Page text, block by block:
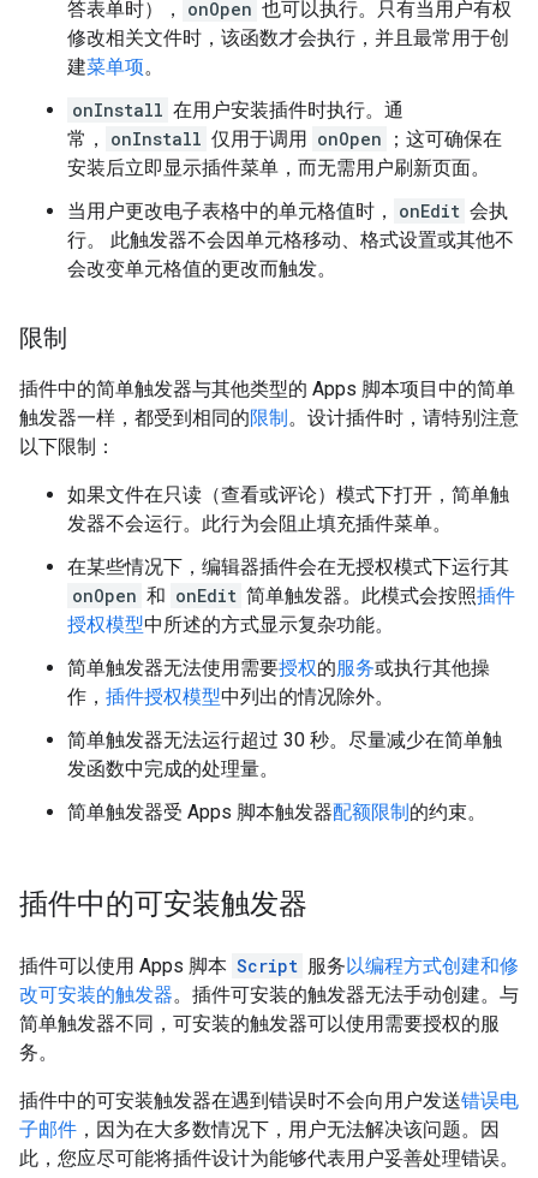
答表单时）， onOpen 也可以执行。只有当用户有权
修改相关文件时，该函数才会执行，并且最常用于创
建菜单项。
onInstall 在用户安装插件时执行。通
常，
onInstall 仅用于调用 onOpen
；这可确保在
安装后立即显示插件菜单，而无需用户刷新页面。
当用户更改电子表格中的单元格值时，
onEdit 会执
行。 此触发器不会因单元格移动、格式设置或其他不
会改变单元格值的更改而触发。
限制
插件中的简单触发器与其他类型的 Apps 脚本项目中的简单
触发器一样，都受到相同的限制。设计插件时，请特别注意
以下限制：
如果文件在只读（查看或评论）模式下打开，简单触
发器不会运行。此行为会阻止填充插件菜单。
在某些情况下，编辑器插件会在无授权模式下运行其
onOpen 和 onEdit 简单触发器。此模式会按照插件
授权模型中所述的方式显示复杂功能。
简单触发器无法使用需要授权的服务或执行其他操
作， 插件授权模型中列出的情况除外。
简单触发器无法运行超过 30 秒。尽量减少在简单触
发函数中完成的处理量。
简单触发器受 Apps 脚本触发器配额限制的约束。
插件中的可安装触发器
插件可以使用 Apps 脚本 Script 服务以编程方式创建和修
改可安装的触发器。插件可安装的触发器无法手动创建。与
简单触发器不同，可安装的触发器可以使用需要授权的服
务。
插件中的可安装触发器在遇到错误时不会向用户发送错误电
子邮件 ，因为在大多数情况下，用户无法解决该问题。因
此，您应尽可能将插件设计为能够代表用户妥善处理错误。